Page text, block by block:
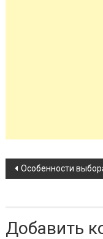
Особенности
Добавить